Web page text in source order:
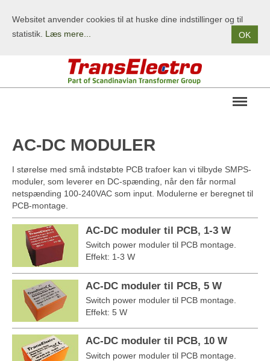
Websitet anvender cookies til at huske dine indstillinger og til
statistik. Læs mere... OK
PRODUKTER
STANDARDPRODUKTER
KUNDESPECIFIKKE PRODUKTER
TERMS/BETINGELSER
KONTAKT
AC-DC MODULER
I størelse med små indstøbte PCB trafoer kan vi tilbyde SMPS-
moduler, som leverer en DC-spænding, når den får normal
netspænding 100-240VAC som input. Modulerne er beregnet til
PCB-montage.
AC-DC moduler til PCB, 1-3 W
Switch power moduler til PCB montage.
Effekt: 1-3 W
AC-DC moduler til PCB, 5 W
Switch power moduler til PCB montage.
Effekt: 5 W
AC-DC moduler til PCB, 10 W
Switch power moduler til PCB montage.